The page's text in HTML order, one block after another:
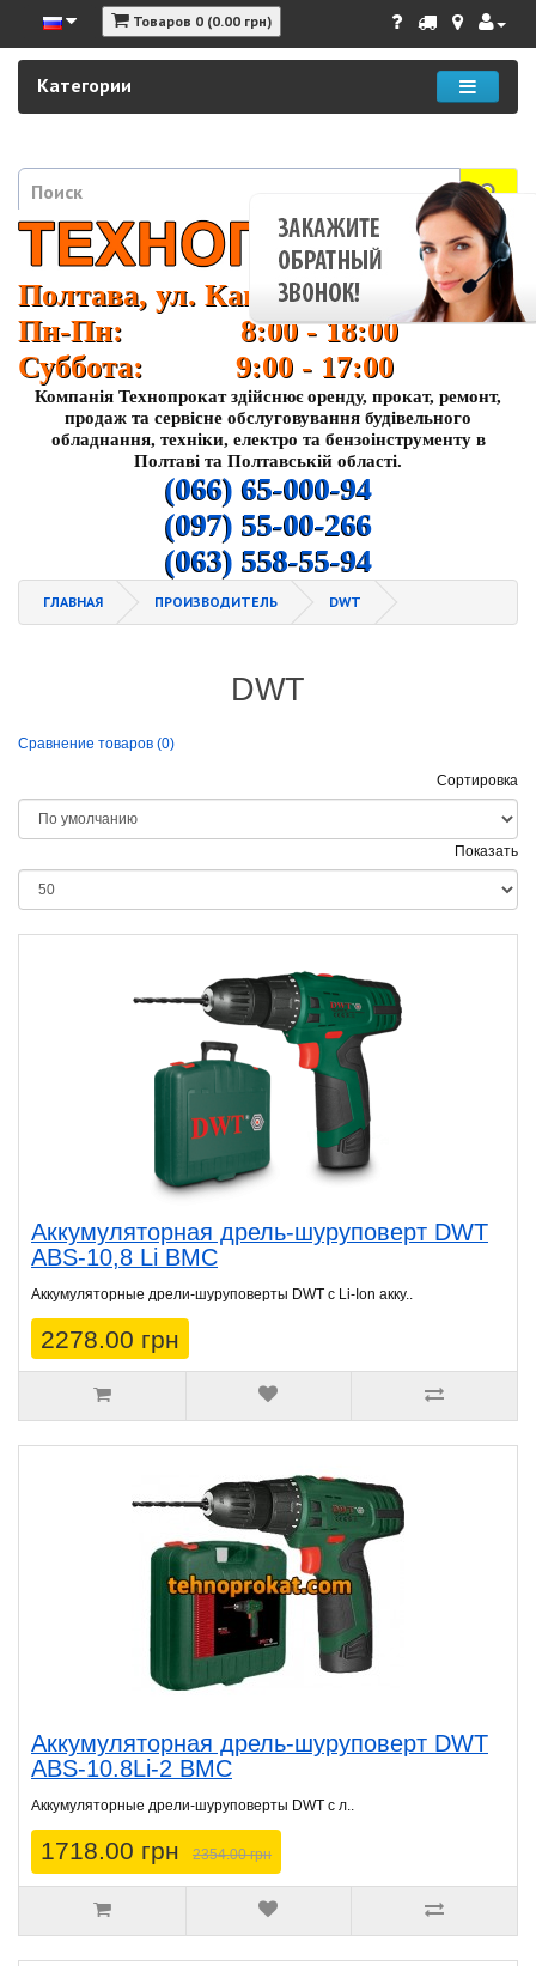
Товаров 0 (0.00 грн)
Категории
Полтава, ул. Кагамлыка 37
Пн-Пн: 8:00 - 18:00
Суббота: 9:00 - 17:00
Компанія Технопрокат здійснює оренду, прокат, ремонт,
продаж та сервісне обслуговування будівельного
обладнання, техніки, електро та бензоінструменту в
Полтаві та Полтавській області.
(066) 65-000-94
(097) 55-00-266
(063) 558-55-94
ГЛАВНАЯ ПРОИЗВОДИТЕЛЬ DWT
DWT
Сравнение товаров (0)
Сортировка
Показать
Аккумуляторная дрель-шуруповерт DWT
ABS-10,8 Li BMC
Аккумуляторные дрели-шуруповерты DWT с Li-Ion акку..
2278.00 грн
Аккумуляторная дрель-шуруповерт DWT
ABS-10.8Li-2 BMC
Аккумуляторные дрели-шуруповерты DWT с л..
1718.00 грн 2354.00 грн